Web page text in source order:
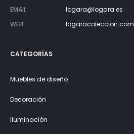
EMAIL
logara@logara.es
WEB
logaracoleccion.com
CATEGORÍAS
Muebles de diseño
Decoración
Iluminación